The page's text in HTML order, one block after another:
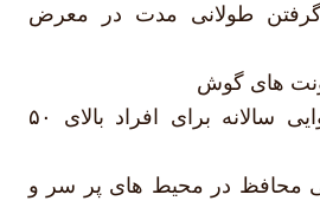
گرفتن طولانی مدت در معرض
های گوش
انجام تست شنوایی سالانه برای افراد بالای ۵۰
محافظ در محیط های پر سر و